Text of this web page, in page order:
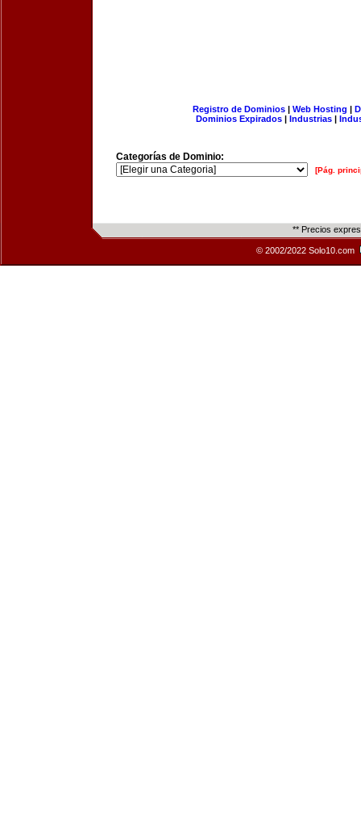
Registro de Dominios| Web Hosting |
Dominios Expirados | Industrias |
Categorías de Dominio:
[Pág.
** Precios
© 2002/2022 Solo10.com